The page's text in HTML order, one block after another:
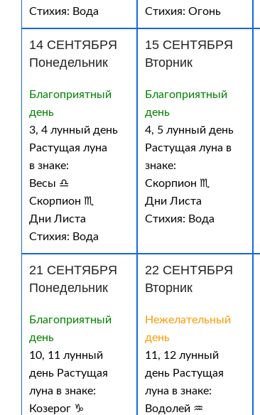
Стихия: Вода
Стихия: Огонь
14 СЕНТЯБРЯ
Понедельник
Благоприятный
день
3, 4 лунный день
Растущая луна
в знаке:
Весы ♎
Скорпион ♏
Дни Листа
Стихия: Вода
15 СЕНТЯБРЯ
Вторник
Благоприятный
день
4, 5 лунный день
Растущая луна в
знаке:
Скорпион ♏
Дни Листа
Стихия: Вода
21 СЕНТЯБРЯ
Понедельник
Благоприятный
день
10, 11 лунный
день Растущая
луна в знаке:
Козерог ♑
22 СЕНТЯБРЯ
Вторник
Нежелательный
день
11, 12 лунный
день Растущая
луна в знаке:
Водолей ♒